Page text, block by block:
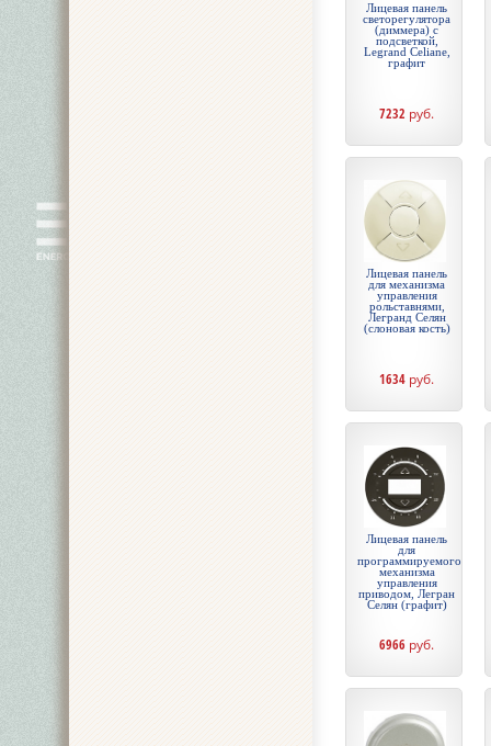
Лицевая панель
светорегулятора
(диммера) с
подсветкой,
Legrand Celiane,
графит
7232 руб.
Лицевая панель
для механизма
управления
рольставнями,
Легранд Селян
(слоновая кость)
1634 руб.
Лицевая панель
для
программируемого
механизма
управления
приводом, Легран
Селян (графит)
6966 руб.